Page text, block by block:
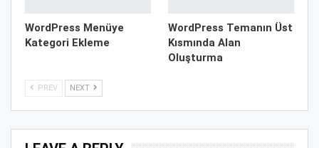
WordPress Menüye
Kategori Ekleme
WordPress Temanın Üst
Kısmında Alan
Oluşturma
PREV NEXT